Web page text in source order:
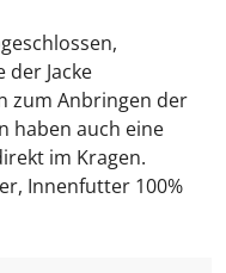
Jacke
zum Anbringen der
haben auch eine
im Kragen.
Innenfutter 100%